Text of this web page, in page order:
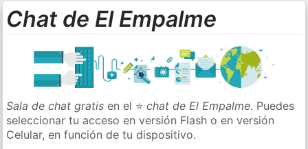
Chat de El Empalme
Sala de chat gratis en el ⭐chat de El Empalme. Puedes
seleccionar tu acceso en versión Flash o en versión
Celular, en función de tu dispositivo.